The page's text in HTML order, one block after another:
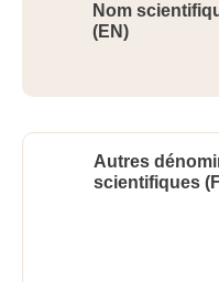
Nom
(EN)
Autres
scientifiques